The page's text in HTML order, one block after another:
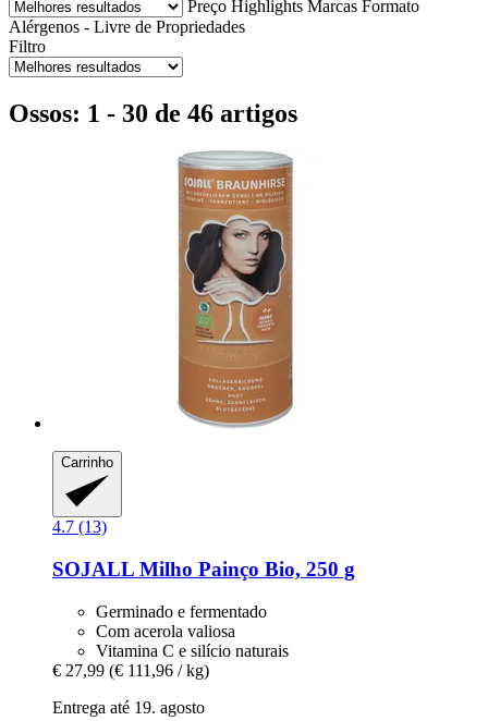
Preço Highlights Marcas Formato
Alérgenos - Livre de Propriedades
Filtro
Ossos: 1 - 30 de 46 artigos
Carrinho
4.7 (13)
SOJALL Milho Painço Bio, 250 g
Germinado e fermentado
Com acerola valiosa
Vitamina C e silício naturais
€ 27,99 (€ 111,96 / kg)
Entrega até 19. agosto